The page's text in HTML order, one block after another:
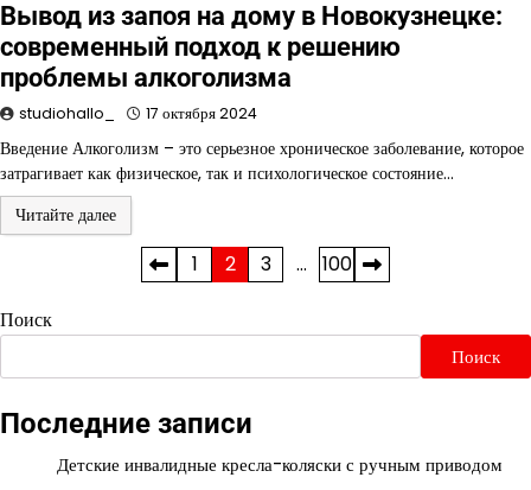
Вывод из запоя на дому в Новокузнецке:
современный подход к решению
проблемы алкоголизма
studiohallo_ 17 октября 2024
Введение Алкоголизм – это серьезное хроническое заболевание, которое
затрагивает как физическое, так и психологическое состояние…
Читайте далее
записей
1 2 3 … 100
Поиск
Поиск
Последние записи
Детские инвалидные кресла-коляски с ручным приводом